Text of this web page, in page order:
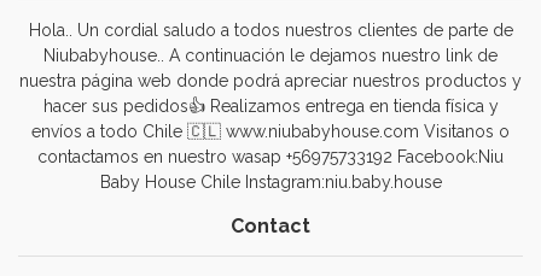
Hola.. Un cordial saludo a todos nuestros clientes de parte de
Niubabyhouse.. A continuación le dejamos nuestro link de
nuestra página web donde podrá apreciar nuestros productos y
hacer sus pedidos👍 Realizamos entrega en tienda física y
envíos a todo Chile 🇨🇱 www.niubabyhouse.com Visitanos o
contactamos en nuestro wasap +56975733192 Facebook:Niu
Baby House Chile Instagram:niu.baby.house
Contact